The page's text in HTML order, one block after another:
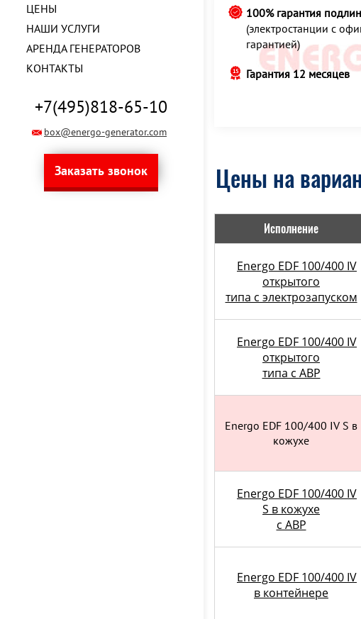
ЦЕНЫ
НАШИ УСЛУГИ
АРЕНДА ГЕНЕРАТОРОВ
КОНТАКТЫ
+7(495)818-65-10
box@energo-generator.com
Заказать звонок
100% гарантия
(электростанции с
гарантией)
Гарантия 12 месяцев
Цены на
Исполнение
Energo EDF 100/400 IV
открытого
типа с электрозапуском
Energo EDF 100/400 IV
открытого
типа с АВР
Energo EDF 100/400 IV S в
кожухе
Energo EDF 100/400 IV
S в кожухе
с АВР
Energo EDF 100/400 IV
в контейнере